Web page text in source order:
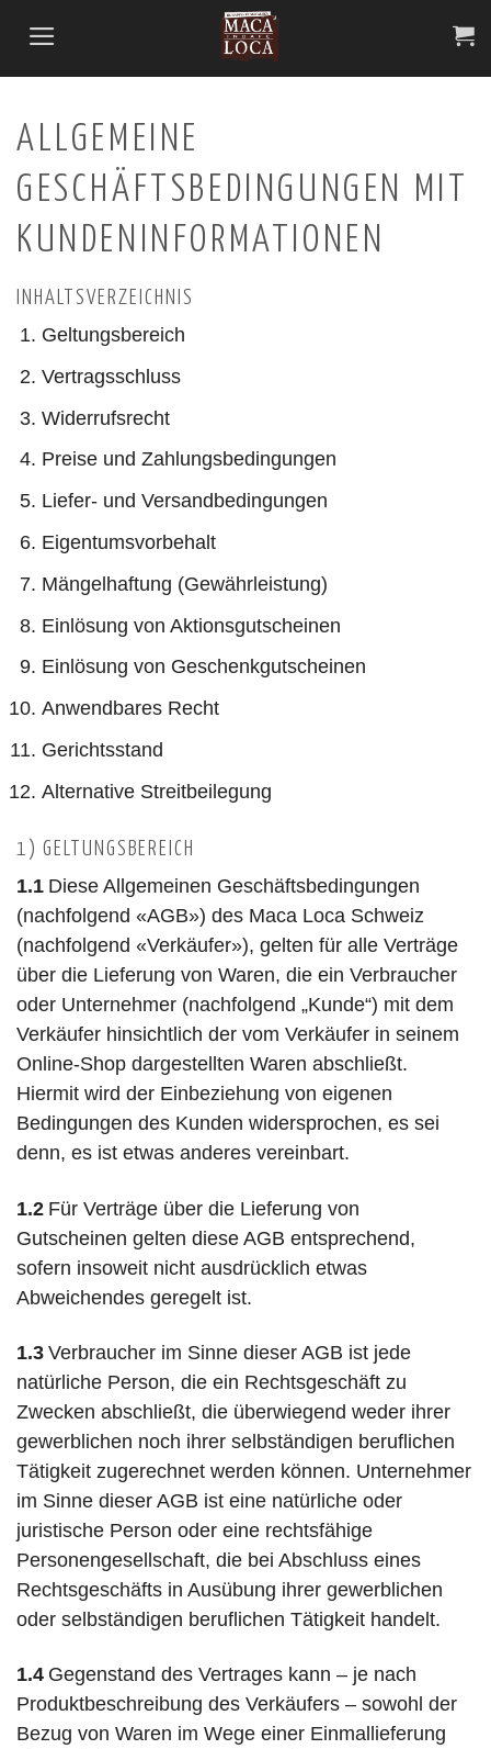
contenido
ALLGEMEINE
GESCHÄFTSBEDINGUNGEN MIT
KUNDENINFORMATIONEN
INHALTSVERZEICHNIS
Geltungsbereich
Vertragsschluss
Widerrufsrecht
Preise und Zahlungsbedingungen
Liefer- und Versandbedingungen
Eigentumsvorbehalt
Mängelhaftung (Gewährleistung)
Einlösung von Aktionsgutscheinen
Einlösung von Geschenkgutscheinen
Anwendbares Recht
Gerichtsstand
Alternative Streitbeilegung
1) GELTUNGSBEREICH
1.1 Diese Allgemeinen Geschäftsbedingungen
(nachfolgend «AGB») des Maca Loca Schweiz
(nachfolgend «Verkäufer»), gelten für alle Verträge
über die Lieferung von Waren, die ein Verbraucher
oder Unternehmer (nachfolgend „Kunde“) mit dem
Verkäufer hinsichtlich der vom Verkäufer in seinem
Online-Shop dargestellten Waren abschließt.
Hiermit wird der Einbeziehung von eigenen
Bedingungen des Kunden widersprochen, es sei
denn, es ist etwas anderes vereinbart.
1.2 Für Verträge über die Lieferung von
Gutscheinen gelten diese AGB entsprechend,
sofern insoweit nicht ausdrücklich etwas
Abweichendes geregelt ist.
1.3 Verbraucher im Sinne dieser AGB ist jede
natürliche Person, die ein Rechtsgeschäft zu
Zwecken abschließt, die überwiegend weder ihrer
gewerblichen noch ihrer selbständigen beruflichen
Tätigkeit zugerechnet werden können. Unternehmer
im Sinne dieser AGB ist eine natürliche oder
juristische Person oder eine rechtsfähige
Personengesellschaft, die bei Abschluss eines
Rechtsgeschäfts in Ausübung ihrer gewerblichen
oder selbständigen beruflichen Tätigkeit handelt.
1.4 Gegenstand des Vertrages kann – je nach
Produktbeschreibung des Verkäufers – sowohl der
Bezug von Waren im Wege einer Einmallieferung